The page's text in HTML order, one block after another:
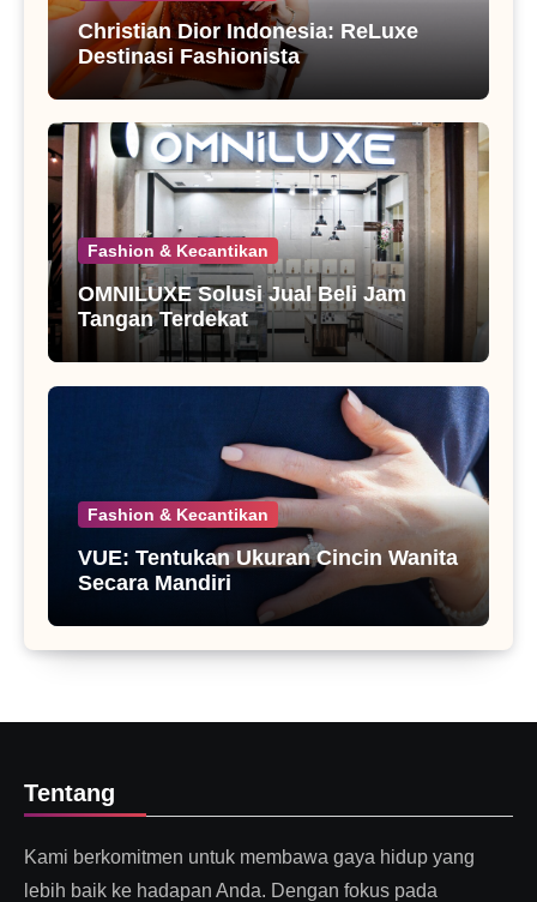
Christian Dior Indonesia: ReLuxe
Destinasi Fashionista
Fashion & Kecantikan
OMNILUXE Solusi Jual Beli Jam
Tangan Terdekat
Fashion & Kecantikan
VUE: Tentukan Ukuran Cincin Wanita
Secara Mandiri
Tentang
Kami berkomitmen untuk membawa gaya hidup yang
lebih baik ke hadapan Anda. Dengan fokus pada